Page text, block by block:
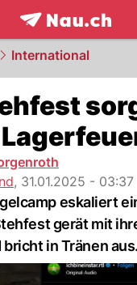
frontpage.
International
, 31.01.2025 - 03:37
eskaliert
gerät mit
in Tränen aus.